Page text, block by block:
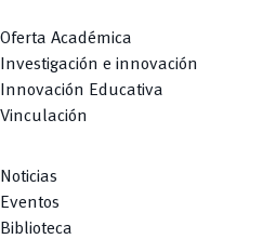
Oferta Académica
Investigación e innovación
Innovación Educativa
Vinculación
Noticias
Eventos
Biblioteca